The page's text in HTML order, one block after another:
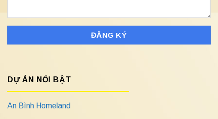
DỰ ÁN NỔI BẬT
An Bình Homeland